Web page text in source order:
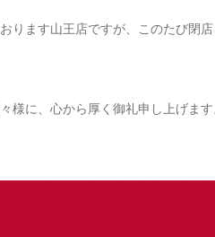
ります山王店ですが、このたび閉
様に、心から厚く御礼申し上げます